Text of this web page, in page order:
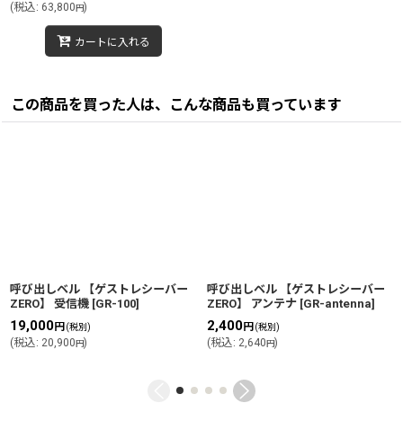
(税込: 63,800円)
カートに入れる
この商品を買った人は、こんな商品も買っています
呼び出しベル 【ゲストレシーバー
ZERO】 受信機 [GR-100]
19,000円 (税別)
(税込: 20,900円)
呼び出しベル 【ゲストレシーバー
ZERO】 アンテナ [GR-antenna]
2,400円 (税別)
(税込: 2,640円)